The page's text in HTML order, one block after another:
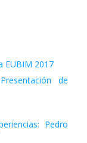
EUBIM 2017
de
Pedro